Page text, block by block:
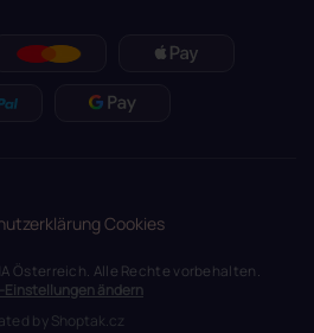
Cookies
Österreich. Alle Rechte vorbehalten.
Einstellungen ändern
byShoptak.cz